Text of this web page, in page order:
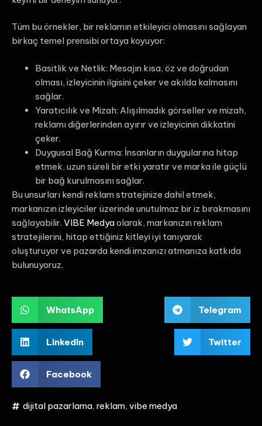
Tüm bu örnekler, bir reklamın etkileyici olmasını sağlayan
birkaç temel prensibi ortaya koyuyor:
Basitlik ve Netlik: Mesajın kısa, öz ve doğrudan
olması, izleyicinin ilgisini çeker ve akılda kalmasını
sağlar.
Yaratıcılık ve Mizah: Alışılmadık görseller ve mizah,
reklamı diğerlerinden ayırır ve izleyicinin dikkatini
çeker.
Duygusal Bağ Kurma: İnsanların duygularına hitap
etmek, uzun süreli bir etki yaratır ve marka ile güçlü
bir bağ kurulmasını sağlar.
Bu unsurları kendi reklam stratejinize dahil etmek,
markanızın izleyiciler üzerinde unutulmaz bir iz bırakmasını
sağlayabilir. VIBE Medyaolarak, markanızın reklam
stratejilerini, hitap ettiğiniz kitleyi iyi tanıyarak
oluşturuyor ve pazarda kendi imzanızı atmanıza katkıda
bulunuyoruz.
WhatsApp Telegram
LinkedIn Twitter
Facebook
dijital pazarlama, reklam, vibe medya